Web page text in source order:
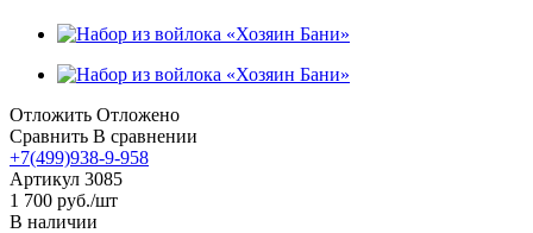
Отложить Отложено
Сравнить В сравнении
+7(499)938-9-958
Артикул 3085
1 700 руб./шт
В наличии